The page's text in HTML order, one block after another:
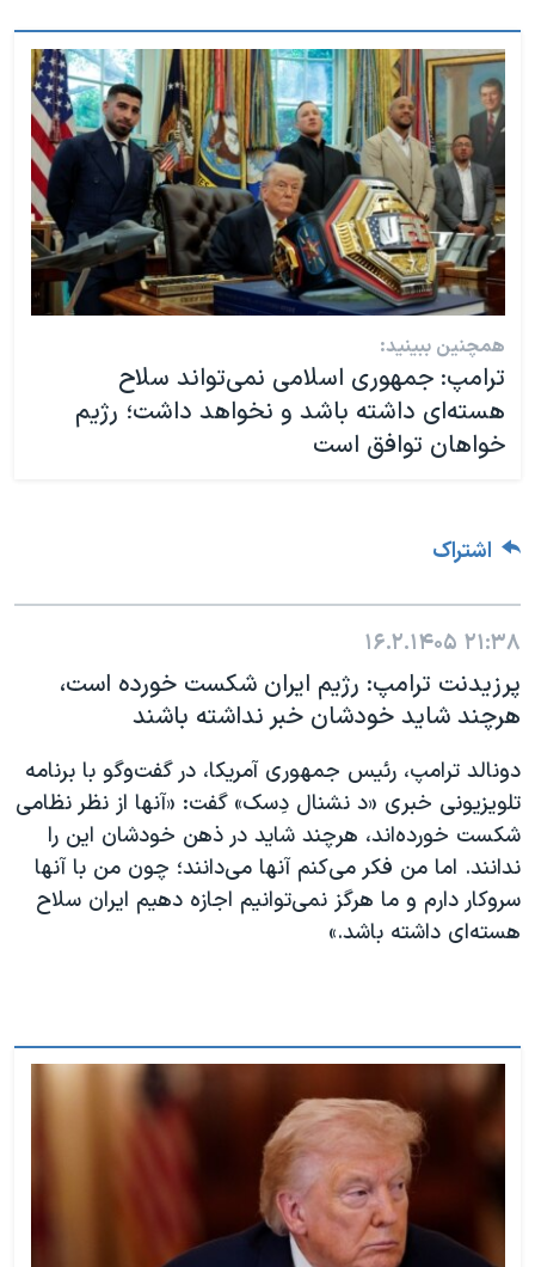
همچنین ببینید:
ترامپ: جمهوری اسلامی نمی‌تواند سلاح
هسته‌ای داشته باشد و نخواهد داشت؛ رژیم
خواهان توافق است
اشتراک
۲۱:۳۸ ۱۶.۲.۱۴۰۵
پرزیدنت ترامپ:‌ رژیم ایران شکست‌ خورده است،
هرچند شاید خودشان خبر نداشته باشند
دونالد ترامپ، رئیس جمهوری آمریکا، در گفت‌و‌گو با برنامه
تلویزیونی خبری «د نشنال دِسک» گفت: «آنها از نظر نظامی
شکست خورده‌اند، هرچند شاید در ذهن خودشان این را
ندانند. اما من فکر می‌کنم آنها می‌دانند؛ چون من با آنها
سروکار دارم و ما هرگز نمی‌توانیم اجازه دهیم ایران سلاح
هسته‌ای داشته باشد.»